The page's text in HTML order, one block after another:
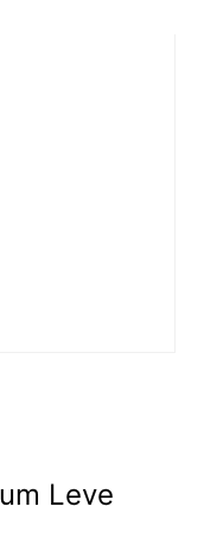
Leve